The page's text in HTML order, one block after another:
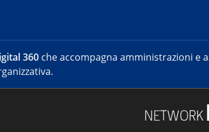
360 che accompagna amministrazioni e